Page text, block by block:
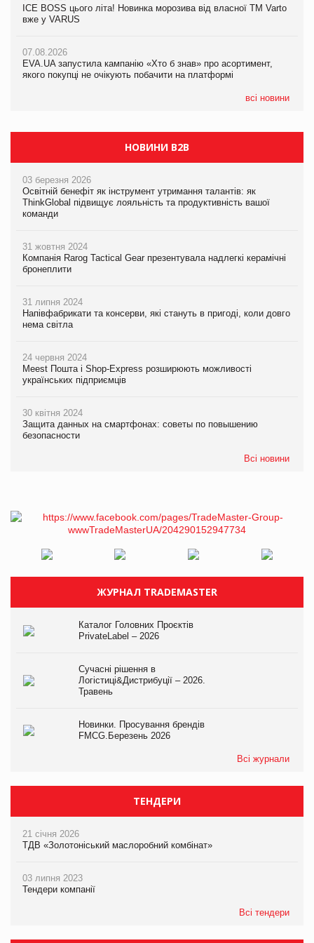
ICE BOSS цього літа! Новинка морозива від власної ТМ Varto
вже у VARUS
07.08.2026
EVA.UA запустила кампанію «Хто б знав» про асортимент,
якого покупці не очікують побачити на платформі
всі новини
06.08.2026
Смачна новинка для хвостатих: у VARUS з’явилися паучі
05.08.2026
Мережа супермаркетів VARUS купує мережу магазинів
НОВИНИ B2B
03 березня 2026
Освітній бенефіт як інструмент утримання талантів: як
ThinkGlobal підвищує лояльність та продуктивність вашої
команди
31 жовтня 2024
Компанія Rarog Tactical Gear презентувала надлегкі керамічні
бронеплити
31 липня 2024
Напівфабрикати та консерви, які стануть в пригоді, коли довго
нема світла
24 червня 2024
Meest Пошта і Shop-Express розширюють можливості
українських підприємців
30 квітня 2024
Защита данных на смартфонах: советы по повышению
безопасности
Всі новини
ЖУРНАЛ TRADEMASTER
Каталог Головних Проєктів
PrivateLabel – 2026
Сучасні рішення в
Логістиці&Дистрибуції – 2026.
Травень
Новинки. Просування брендів
FMCG.Березень 2026
Всі журнали
ТЕНДЕРИ
21 січня 2026
ТДВ «Золотоніський маслоробний комбінат»
03 липня 2023
Тендери компанії
Всі тендери